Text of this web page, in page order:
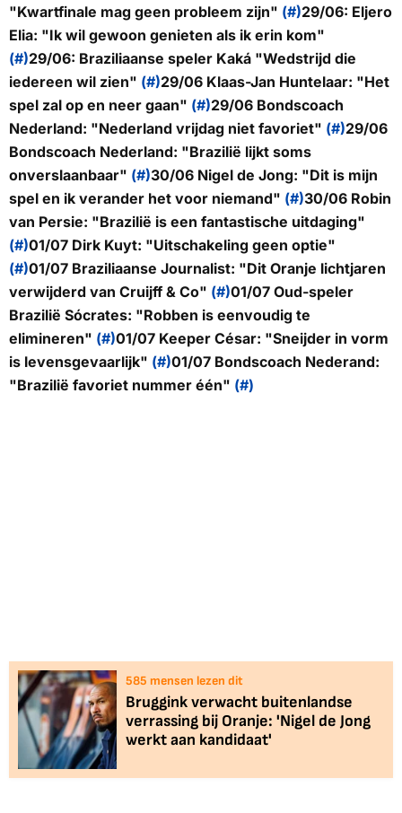
"Kwartfinale mag geen probleem zijn" (#)29/06: Eljero
Elia: "Ik wil gewoon genieten als ik erin kom"
(#)29/06: Braziliaanse speler Kaká "Wedstrijd die
iedereen wil zien" (#)29/06 Klaas-Jan Huntelaar: "Het
spel zal op en neer gaan" (#)29/06 Bondscoach
Nederland: "Nederland vrijdag niet favoriet" (#)29/06
Bondscoach Nederland: "Brazilië lijkt soms
onverslaanbaar" (#)30/06 Nigel de Jong: "Dit is mijn
spel en ik verander het voor niemand" (#)30/06 Robin
van Persie: "Brazilië is een fantastische uitdaging"
(#)01/07 Dirk Kuyt: "Uitschakeling geen optie"
(#)01/07 Braziliaanse Journalist: "Dit Oranje lichtjaren
verwijderd van Cruijff & Co" (#)01/07 Oud-speler
Brazilië Sócrates: "Robben is eenvoudig te
elimineren" (#)01/07 Keeper César: "Sneijder in vorm
is levensgevaarlijk" (#)01/07 Bondscoach Nederand:
"Brazilië favoriet nummer één" (#)
584 mensen lezen dit
Bruggink verwacht buitenlandse
verrassing bij Oranje: 'Nigel de Jong
werkt aan kandidaat'